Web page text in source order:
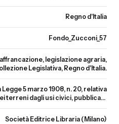
Regno d'Italia
Fondo_Zucconi_57
legislazione agraria,
Legislativa, Regno d'Italia.
5 marzo 1908, n. 20, relativa
terreni dagli usi civici, pubblicata
1006 della Collezione Legislativa
"Portafoglio"
Società Editrice Libraria (Milano)